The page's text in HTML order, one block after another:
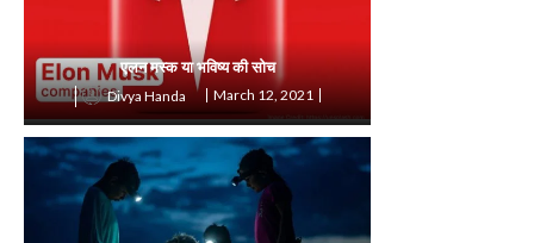
एलन मस्क या भविष्य की सोच
Divya Handa March 12, 2021